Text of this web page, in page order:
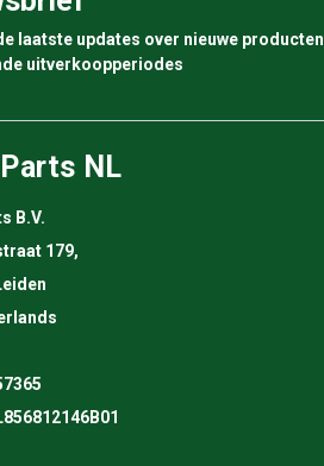
laatste updates over nieuwe producten
uitverkoopperiodes
NL
B.V.
179,